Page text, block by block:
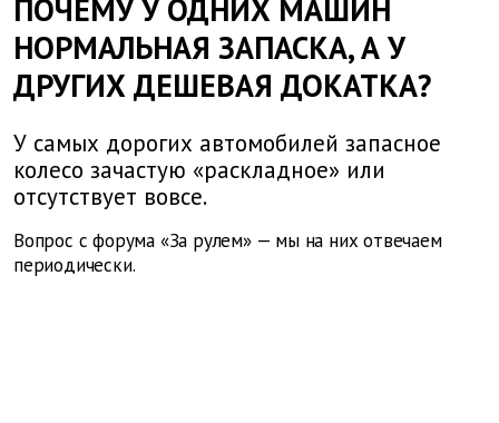
ПОЧЕМУ У ОДНИХ МАШИН
НОРМАЛЬНАЯ ЗАПАСКА, А У
ДРУГИХ ДЕШЕВАЯ ДОКАТКА?
У самых дорогих автомобилей запасное
колесо зачастую «раскладное» или
отсутствует вовсе.
Вопрос с форума «За рулем» — мы на них отвечаем
периодически.